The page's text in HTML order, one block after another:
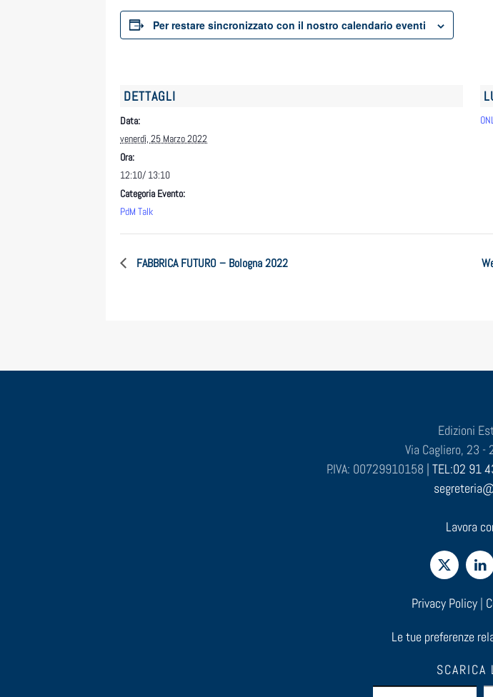
Per restare sincronizzato con il nostro calendario eventi
DETTAGLI
Data:
venerdì, 25 Marzo 2022
Ora:
12:10/ 13:10
Categoria Evento:
PdM Talk
FABBRICA FUTURO – Bologna 2022
Edizioni
Via Cagliero, 23 -
P.IVA: 00729910158 | TEL:02 91
Lavora
Privacy Policy|
Le tue preferenze
SCARICA